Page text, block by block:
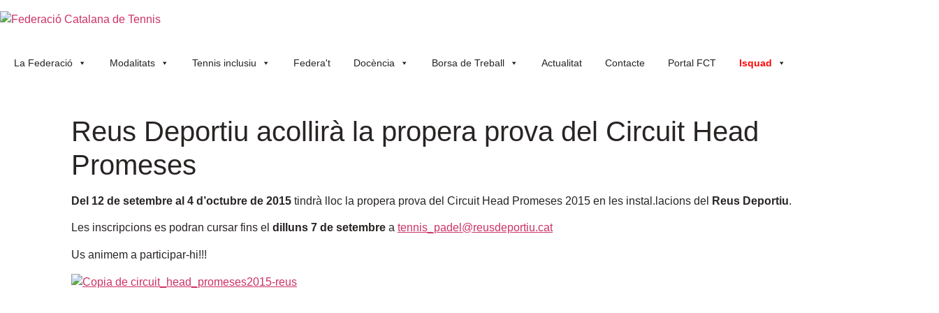
La Federació Modalitats Tennis inclusiu Federa't Docència Borsa de Treball Actualitat Contacte Portal FCT Isquad
Reus Deportiu acollirà la propera prova del Circuit Head
Promeses
Del 12 de setembre al 4 d’octubre de 2015 tindrà lloc la propera prova del Circuit Head Promeses 2015 en les instal.lacions del Reus Deportiu.
Les inscripcions es podran cursar fins el dilluns 7 de setembre a tennis_padel@reusdeportiu.cat
Us animem a participar-hi!!!